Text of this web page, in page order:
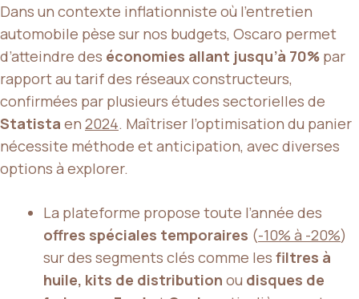
Dans un contexte inflationniste où l’entretien
automobile pèse sur nos budgets, Oscaro permet
d’atteindre des économies allant jusqu’à 70% par
rapport au tarif des réseaux constructeurs,
confirmées par plusieurs études sectorielles de
Statista en 2024. Maîtriser l’optimisation du panier
nécessite méthode et anticipation, avec diverses
options à explorer.
La plateforme propose toute l’année des
offres spéciales temporaires (-10% à -20%)
sur des segments clés comme les filtres à
huile, kits de distribution ou disques de